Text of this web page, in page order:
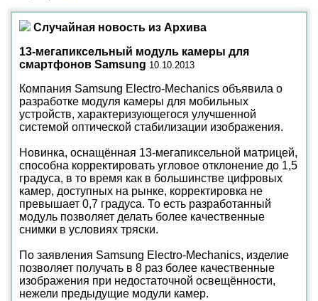
Случайная новость из Архива
13-мегапиксельный модуль камеры для
смартфонов Samsung 10.10.2013
Компания Samsung Electro-Mechanics объявила о
разработке модуля камеры для мобильных
устройств, характеризующегося улучшенной
системой оптической стабилизации изображения.
Новинка, оснащённая 13-мегапиксельной матрицей,
способна корректировать угловое отклонение до 1,5
градуса, в то время как в большинстве цифровых
камер, доступных на рынке, корректировка не
превышает 0,7 градуса. То есть разработанный
модуль позволяет делать более качественные
снимки в условиях тряски.
По заявления Samsung Electro-Mechanics, изделие
позволяет получать в 8 раз более качественные
изображения при недостаточной освещённости,
нежели предыдущие модули камер.